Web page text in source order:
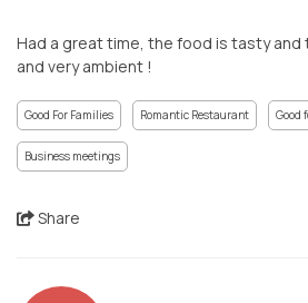
Had a great time, the food is tasty and
and very ambient !
Good For Families Romantic Restaurant Good
Business meetings
Share